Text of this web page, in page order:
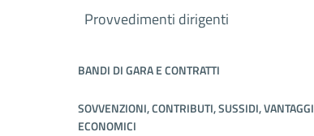
Provvedimenti dirigenti
BANDI DI GARA E CONTRATTI
SOVVENZIONI, CONTRIBUTI, SUSSIDI, VANTAGGI
ECONOMICI